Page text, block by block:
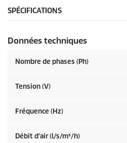
SPÉCIFICATIONS
Données techniques
Nombre de phases (Ph)
Tension (V)
Fréquence (Hz)
Débit d'air (l/s/m³/h)